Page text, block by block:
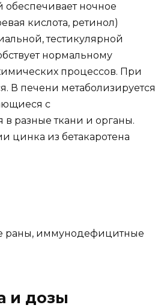
ночное
кислота, ретинол)
тестикулярной
нормальному
процессов. При
В печени метаболизируется
с
разные ткани и органы.
цинка из бетакаротена
раны, иммунодефицитные
и дозы